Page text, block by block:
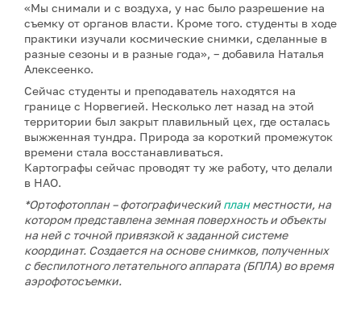
«Мы снимали и с воздуха, у нас было разрешение на
съемку от органов власти. Кроме того. студенты в ходе
практики изучали космические снимки, сделанные в
разные сезоны и в разные года», – добавила Наталья
Алексеенко.
Сейчас студенты и преподаватель находятся на
границе с Норвегией. Несколько лет назад на этой
территории был закрыт плавильный цех, где осталась
выжженная тундра. Природа за короткий промежуток
времени стала восстанавливаться.
Картографы сейчас проводят ту же работу, что делали
в НАО.
*Ортофотоплан – фотографический планместности, на
котором представлена земная поверхность и объекты
на ней с точной привязкой к заданной системе
координат. Создается на основе снимков, полученных
с беспилотного летательного аппарата (БПЛА) во время
аэрофотосъемки.